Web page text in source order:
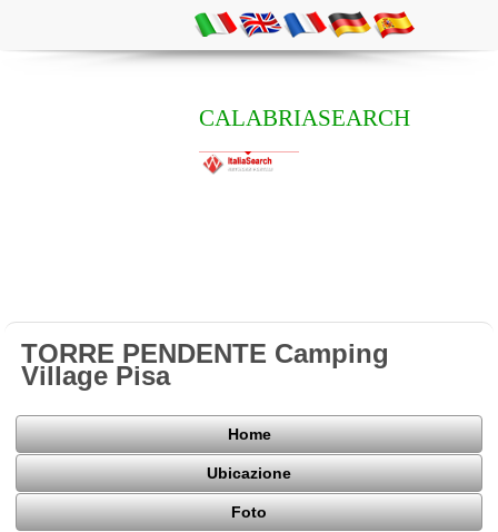
CALABRIASEARCH
TORRE PENDENTE Camping
Village Pisa
Home
Ubicazione
Foto